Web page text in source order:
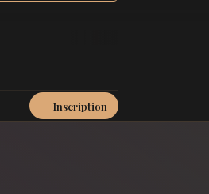
Inscription